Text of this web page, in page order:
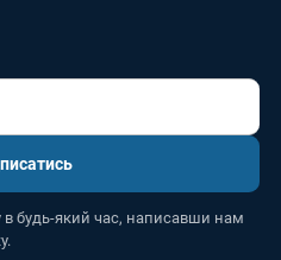
в будь-який час, написавши нам